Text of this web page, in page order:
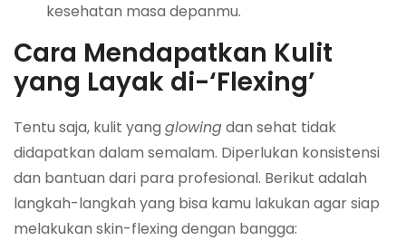
kesehatan masa depanmu.
Cara Mendapatkan Kulit
yang Layak di-‘Flexing’
Tentu saja, kulit yang glowingdan sehat tidak
didapatkan dalam semalam. Diperlukan konsistensi
dan bantuan dari para profesional. Berikut adalah
langkah-langkah yang bisa kamu lakukan agar siap
melakukan skin-flexing dengan bangga: